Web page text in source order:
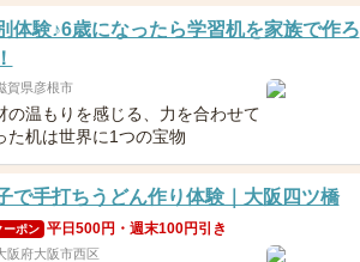
体験♪6歳になったら学習机を家族で作ろ
賀県彦根市
の温もりを感じる、力を合わせて
た机は世界に1つの宝物
で手打ちうどん作り体験｜大阪四ツ橋
ーポン 平日500円・週末100円引き
阪府大阪市西区